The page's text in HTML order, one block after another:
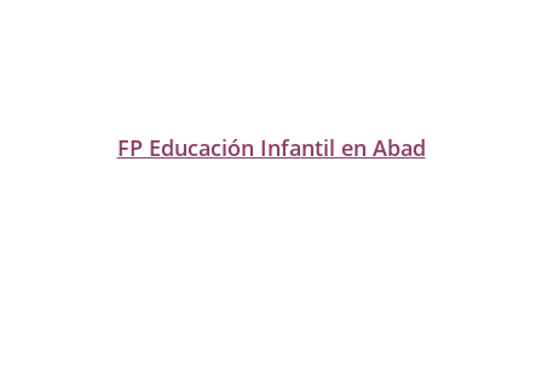
FP Educación Infantil en Abad